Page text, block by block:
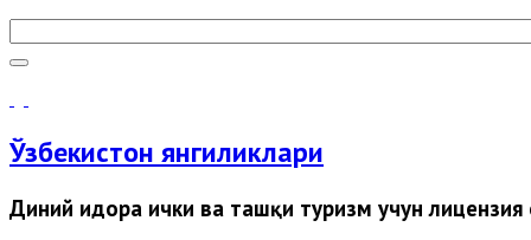
Ўзбекистон янгиликлари
Диний идора ички ва ташқи туризм учун лицензия